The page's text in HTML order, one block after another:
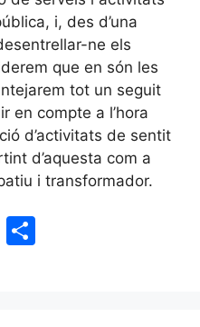
i, des d’una
ne els
que en són les
tot un seguit
en compte a l’hora
d’activitats de sentit
d’aquesta com a
i transformador.
Li